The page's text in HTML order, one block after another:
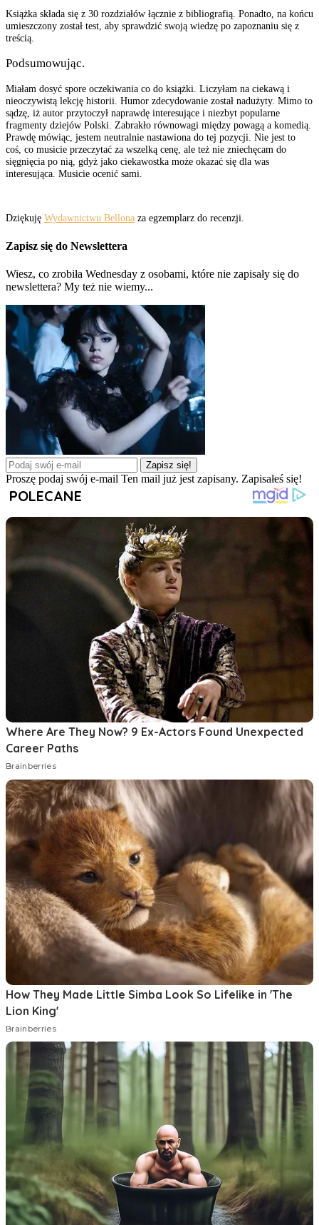
Książka składa się z 30 rozdziałów łącznie z bibliografią. Ponadto, na końcu
umieszczony został test, aby sprawdzić swoją wiedzę po zapoznaniu się z
treścią.
Podsumowując.
Miałam dosyć spore oczekiwania co do książki. Liczyłam na ciekawą i
nieoczywistą lekcję historii. Humor zdecydowanie został nadużyty. Mimo to
sądzę, iż autor przytoczył naprawdę interesujące i niezbyt popularne
fragmenty dziejów Polski. Zabrakło równowagi między powagą a komedią.
Prawdę mówiąc, jestem neutralnie nastawiona do tej pozycji. Nie jest to
coś, co musicie przeczytać za wszelką cenę, ale też nie zniechęcam do
sięgnięcia po nią, gdyż jako ciekawostka może okazać się dla was
interesująca. Musicie ocenić sami.
Dziękuję Wydawnictwu Bellona za egzemplarz do recenzji.
Zapisz się do Newslettera
Wiesz, co zrobiła Wednesday z osobami, które nie zapisały się do
newslettera? My też nie wiemy...
Zapisz się!
Proszę podaj swój e-mail Ten mail już jest zapisany. Zapisałeś się!